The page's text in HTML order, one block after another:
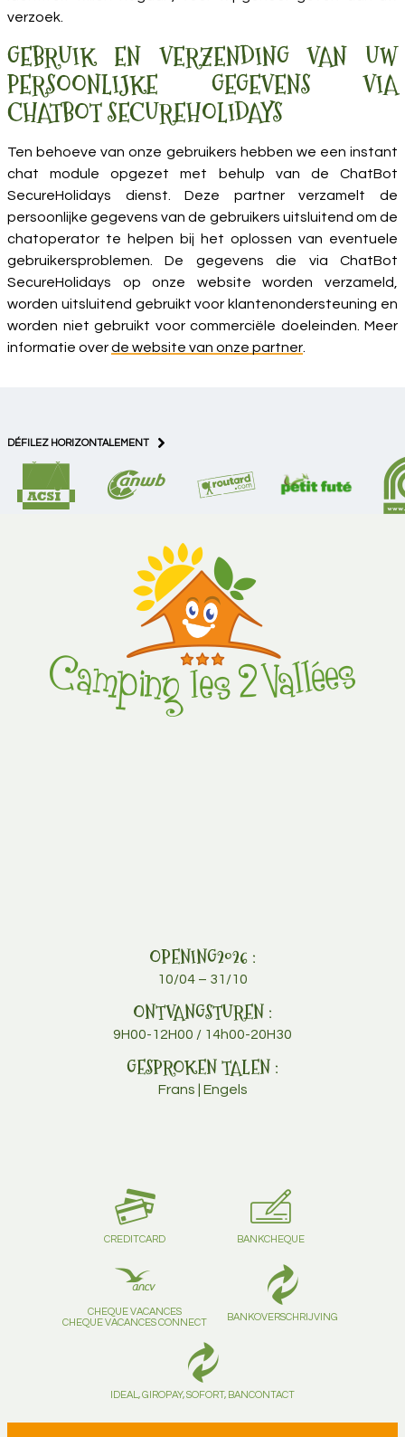
verzoek.
GEBRUIK EN VERZENDING VAN UW
PERSOONLIJKE GEGEVENS VIA
CHATBOT SECUREHOLIDAYS
Ten behoeve van onze gebruikers hebben we een instant
chat module opgezet met behulp van de ChatBot
SecureHolidays dienst. Deze partner verzamelt de
persoonlijke gegevens van de gebruikers uitsluitend om de
chatoperator te helpen bij het oplossen van eventuele
gebruikersproblemen. De gegevens die via ChatBot
SecureHolidays op onze website worden verzameld,
worden uitsluitend gebruikt voor klantenondersteuning en
worden niet gebruikt voor commerciële doeleinden. Meer
informatie overde website van onze partner
DÉFILEZ HORIZONTALEMENT
OPENING2026 :
10/04 – 31/10
ONTVANGSTUREN :
9H00-12H00 / 14h00-20H30
GESPROKEN TALEN :
Frans | Engels
CREDITCARD BANKCHEQUE
CHEQUE VACANCES
CHEQUE VACANCES CONNECT
BANKOVERSCHRIJVING
IDEAL, GIROPAY, SOFORT, BANCONTACT